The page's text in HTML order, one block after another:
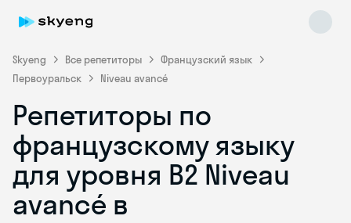
Skyeng Все репетиторы
Французский язык
Первоуральск
Niveau avancé
Репетиторы по
французскому языку
для уровня B2 Niveau
avancé в
Skyeng Chat